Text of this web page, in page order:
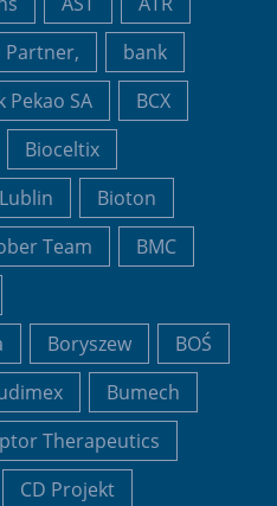
Partner,
bank
Pekao SA
BCX
Bioceltix
Bioton
Team
BMC
Boryszew
BOŚ
Bumech
Therapeutics
CD Projekt